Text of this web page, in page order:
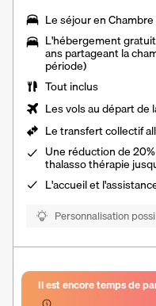
Le séjour en
L'hébergement
ans partageant la
période)
Tout inclus
Les vols au départ de
Le transfert collectif
Une réduction de
thalasso thérapie
L'accueil et
Personnalisation
Il est encore temps de